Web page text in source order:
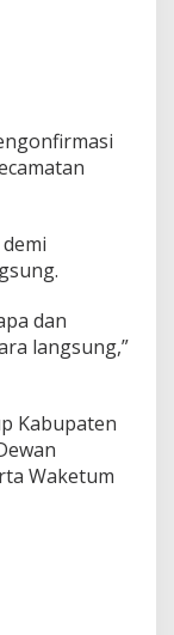
demi
dan
langsung,”
Kabupaten
Waketum